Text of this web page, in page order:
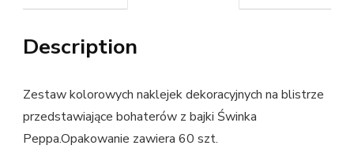
Description
Zestaw kolorowych naklejek dekoracyjnych na blistrze
przedstawiające bohaterów z bajki Świnka
Peppa.Opakowanie zawiera 60 szt.